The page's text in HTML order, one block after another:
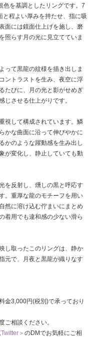
色を基調としたリングです。7
程よい厚みを持たせ、指に吸
面には鏡面仕上げを施し、磨
照らす月の光に見立てていま
って黒龍の紋様を描き出しま
ントラストを生み、夜空に浮
たびに、月の光と影がせめぎ
じさせる仕上がりです。
視して構成されています。鱗
かな曲面に沿って伸びやかに
かのような躍動感を生み出し
が変化し、静止していても動
を反射し、燻しの黒と呼応す
。重厚な龍のモチーフを用い
然に溶け込む佇まいにまとめ
着用でも違和感の少ない滑ら
し取ったこのリングは、静か
元で、月夜と黒龍が織りなす
金3,000円(税別)で承っており
ご相談ください。
＞ のDMでお気軽にご相